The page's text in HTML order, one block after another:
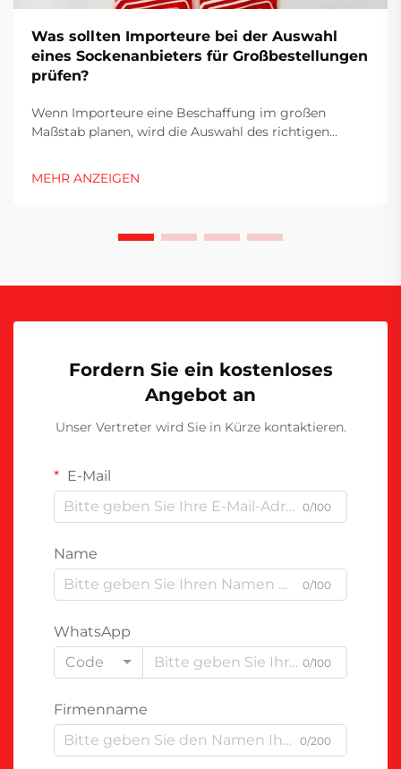
Was sollten Importeure bei der Auswahl
eines Sockenanbieters für Großbestellungen
prüfen?
Wenn Importeure eine Beschaffung im großen
Maßstab planen, wird die Auswahl des richtigen
Markennamen beeinflusst. Die Textilindustrie –
MEHR ANZEIGEN
Fordern Sie ein kostenloses
Angebot an
Unser Vertreter wird Sie in Kürze kontaktieren.
E-Mail
0/100
Name
0/100
WhatsApp
Code
0/100
Firmenname
0/200